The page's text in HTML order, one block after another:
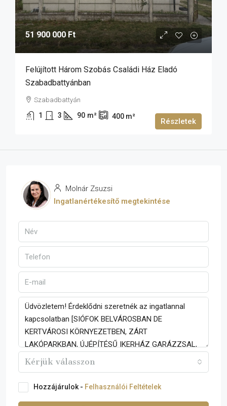
51 900 000 Ft
Felújított Három Szobás Családi Ház Eladó
Szabadbattyánban
Szabadbattyán
1 3 90 m² 400 m²
Részletek
Molnár Zsuzsi
Ingatlanértékesítő megtekintése
Kérjük válasszon
Hozzájárulok - Felhasználói Feltételek